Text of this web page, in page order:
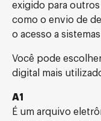
exigido para
como o envio de
o acesso a
Você pode
digital mais
A1
É um arquivo